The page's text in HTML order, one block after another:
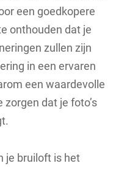
een goedkopere
onthouden dat je
zullen zijn
in een ervaren
een waardevolle
dat je foto’s
je bruiloft is het